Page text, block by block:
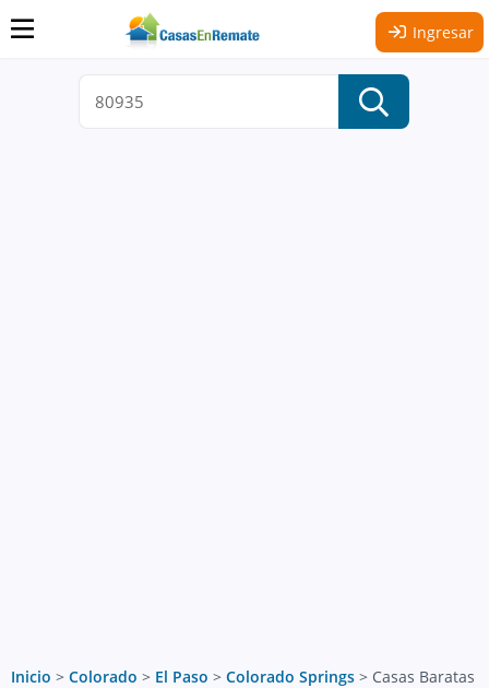
Ingresar
Inicio > Colorado > El Paso > Colorado Springs > Casas Baratas